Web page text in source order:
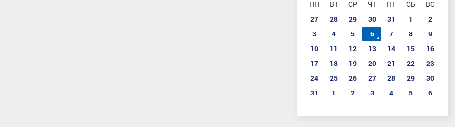
ПН ВТ СР ЧТ ПТ СБ
ВС
27
28 29 30 31 1
2
3
4 5 6 7 8
9
10
11 12 13 14 15
16
17
18 19 20 21 22
23
24
25 26 27 28 29
30
31
1 2 3 4 5 6